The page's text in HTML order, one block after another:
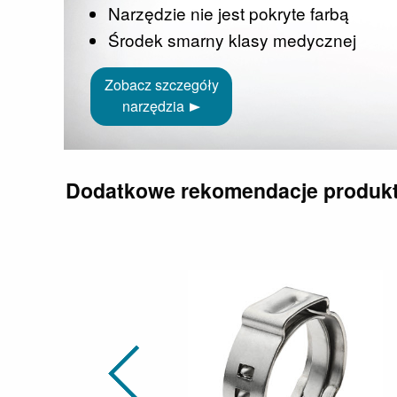
Narzędzie nie jest pokryte farbą
Środek smarny klasy medycznej
Zobacz szczegóły
narzędzia
Dodatkowe rekomendacje